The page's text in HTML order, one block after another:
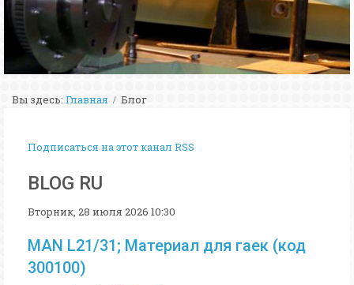
Вы здесь: Главная Блог
Подписаться на этот канал RSS
BLOG RU
Вторник, 28 июля 2026 10:30
MAN L21/31; Материал для гаек (код
300100)